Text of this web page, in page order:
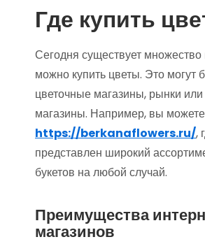
Где купить
Сегодня существует множество
можно купить цветы. Это могут
цветочные магазины, рынки
магазины. Например, вы можете
https://berkanaflowers.ru/,
представлен широкий
букетов на любой случай.
Преимущества
магазинов